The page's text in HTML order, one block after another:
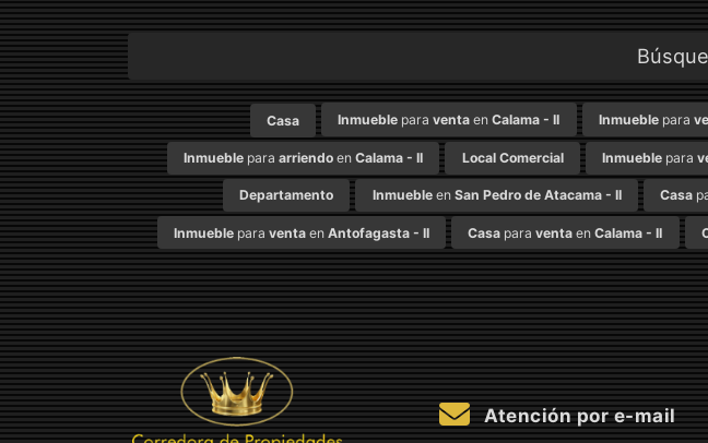
Casa Inmueble paraventa enCalama - II Inmueblepara
Inmueble paraarriendo enCalama - II Local Comercial Inmueble para
Departamento Inmuebleen San Pedro de Atacama - II Casa
Inmueblepara ventaen Antofagasta - II Casa paraventa enCalama - II
Atención por e-mail